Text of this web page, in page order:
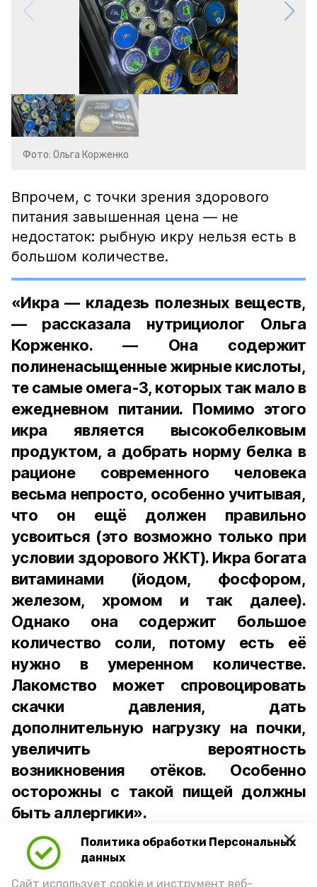
Политика обработки Персональных
данных
Сайт использует cookie и инструмент веб-
Фото: Ольга Корженко
Впрочем, с точки зрения здорового
питания завышенная цена — не
недостаток: рыбную икру нельзя есть в
большом количестве.
«Икра — кладезь полезных веществ,
— рассказала нутрициолог Ольга
Корженко. — Она содержит
полиненасыщенные жирные кислоты,
те самые омега-3, которых так мало в
ежедневном питании. Помимо этого
икра является высокобелковым
продуктом, а добрать норму белка в
рационе современного человека
весьма непросто, особенно учитывая,
что он ещё должен правильно
усвоиться (это возможно только при
условии здорового ЖКТ). Икра богата
витаминами (йодом, фосфором,
железом, хромом и так далее).
Однако она содержит большое
количество соли, потому есть её
нужно в умеренном количестве.
Лакомство может спровоцировать
скачки давления, дать
дополнительную нагрузку на почки,
увеличить вероятность
возникновения отёков. Особенно
осторожны с такой пищей должны
быть аллергики».
Для взрослого человека безопасной
порцией икры считается 30-50 граммов